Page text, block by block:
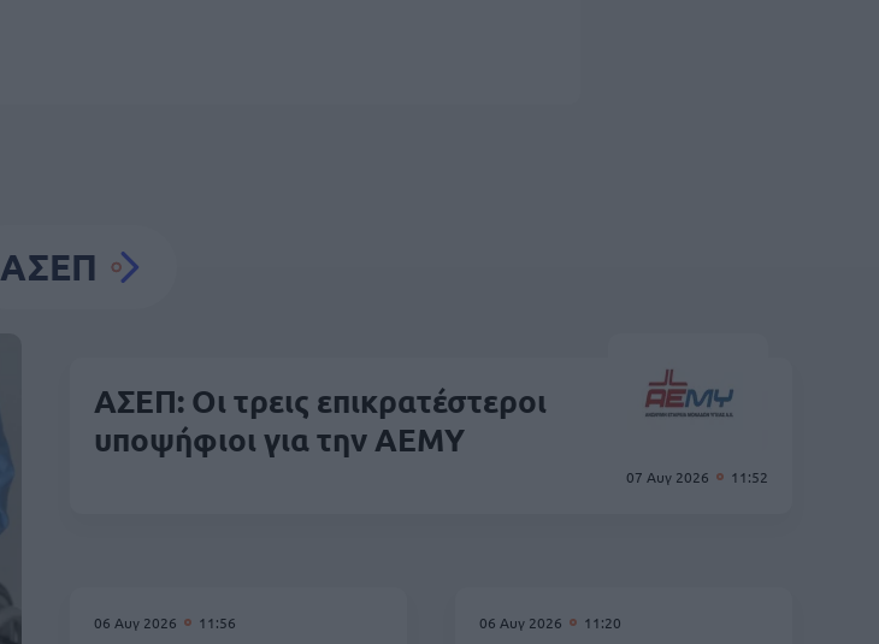
ΑΣΕΠ
07 Αυγ 2026 11:52
ΑΣΕΠ: Οι τρεις επικρατέστεροι
υποψήφιοι για την ΑΕΜΥ
06 Αυγ 2026 11:56 06 Αυγ 2026 11:20